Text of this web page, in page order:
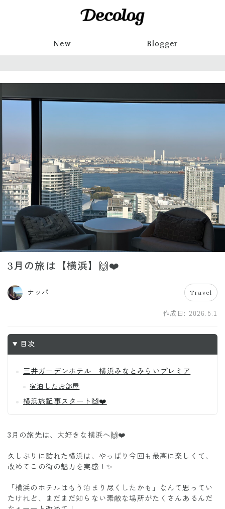
New Blogger
3月の旅は【横浜】🙌❤️
ナッパ Travel
作成日: 2026.5.1
目次
三井ガーデンホテル 横浜みなとみらいプレミア
宿泊したお部屋
横浜旅記事スタート🙌❤️
3月の旅先は、大好きな横浜へ🙌❤️
久しぶりに訪れた横浜は、やっぱり今回も最高に楽しくて、
改めてこの街の魅力を実感！✨
「横浜のホテルはもう泊まり尽くしたかも」なんて思ってい
たけれど、まだまだ知らない素敵な場所がたくさんあるんだ